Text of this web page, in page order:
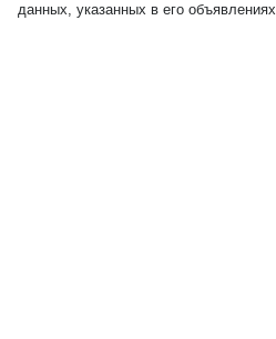
данных, указанных в его объявлениях